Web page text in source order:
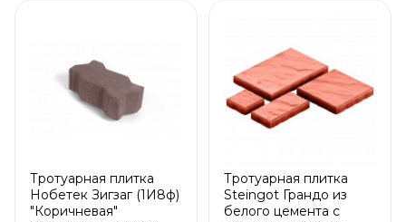
Тротуарная плитка
Нобетек Зигзаг (1И8ф)
"Коричневая"
Тротуарная плитка
Steingot Грандо из
белого цемента с